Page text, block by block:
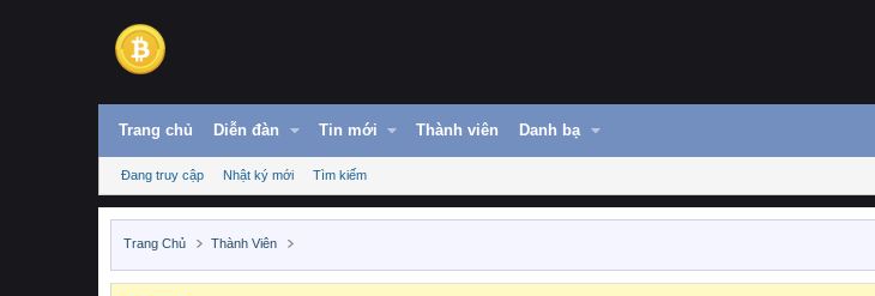
Trang chủ Diễn đàn Tin mới Thành viên Danh bạ
Đang truy cập Nhật ký mới Tìm kiếm
Trang Chủ Thành Viên